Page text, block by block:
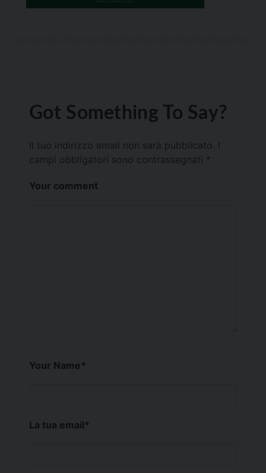
Got Something To Say?
Il tuo indirizzo email non sarà pubblicato.
campi obbligatori sono contrassegnati *
Your comment
Your Name*
La tua email*